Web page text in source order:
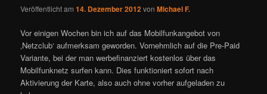
Veröffentlicht am14. Dezember 2012vonMichael F.
Vor einigen Wochen bin ich auf das Mobilfunkangebot von
‚Netzclub‘ aufmerksam geworden. Vornehmlich auf die Pre-Paid
Variante, bei der man werbefinanziert kostenlos über das
Mobilfunknetz surfen kann. Dies funktioniert sofort nach
Aktivierung der Karte, also auch ohne vorher aufgeladen zu